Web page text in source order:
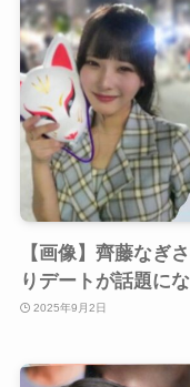
【画像】齊藤なぎ
りデートが話題に
2025年9月2日